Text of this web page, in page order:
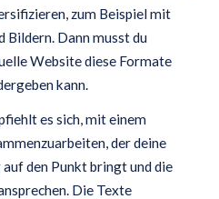
zum Beispiel mit
Bildern. Dann musst du
Website diese Formate
kann.
es sich, mit einem
der deine
den Punkt bringt und die
Die Texte